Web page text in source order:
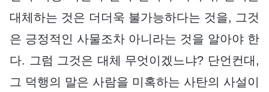
대체하는 것은 더더욱 불가능하다는 것을, 그것
은 긍정적인 사물조차 아니라는 것을 알아야 한
다. 그럼 그것은 대체 무엇이겠느냐? 단언컨대,
그 덕행의 말은 사람을 미혹하는 사탄의 사설이